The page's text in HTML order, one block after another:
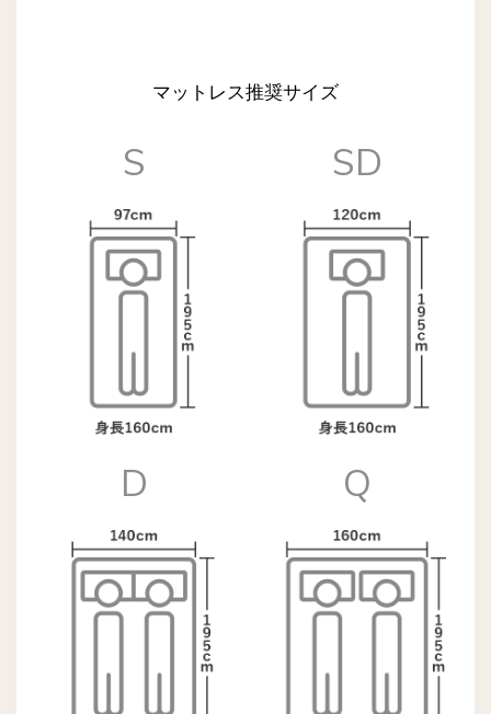
マットレス推奨サイズ
S SD
D Q